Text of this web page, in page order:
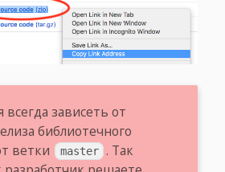
зависеть от
библиотечного
ветки
master . Так